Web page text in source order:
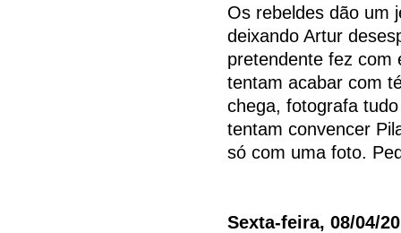
Os rebeldes dão um
deixando Artur
pretendente fez com
tentam acabar com
chega, fotografa
tentam convencer
só com uma foto.
Sexta-feira, 08/04/